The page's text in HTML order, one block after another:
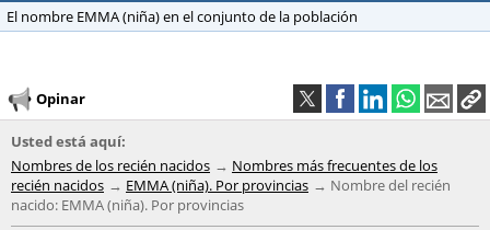
El nombre EMMA (niña) en el conjunto de la población
Opinar
Usted está aquí:
Nombres de los recién nacidos
Nombres más frecuentes de los
recién nacidos
EMMA (niña). Por provincias
Nombre del recién
nacido: EMMA (niña). Por provincias